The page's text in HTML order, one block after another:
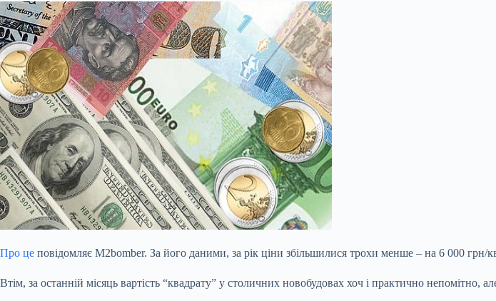
Про це повідомляє M2bomber. За його даними, за рік ціни збільшилися трохи менше – на 6 000 грн/
Втім, за останній місяць вартість “квадрату” у столичних новобудовах хоч і практично